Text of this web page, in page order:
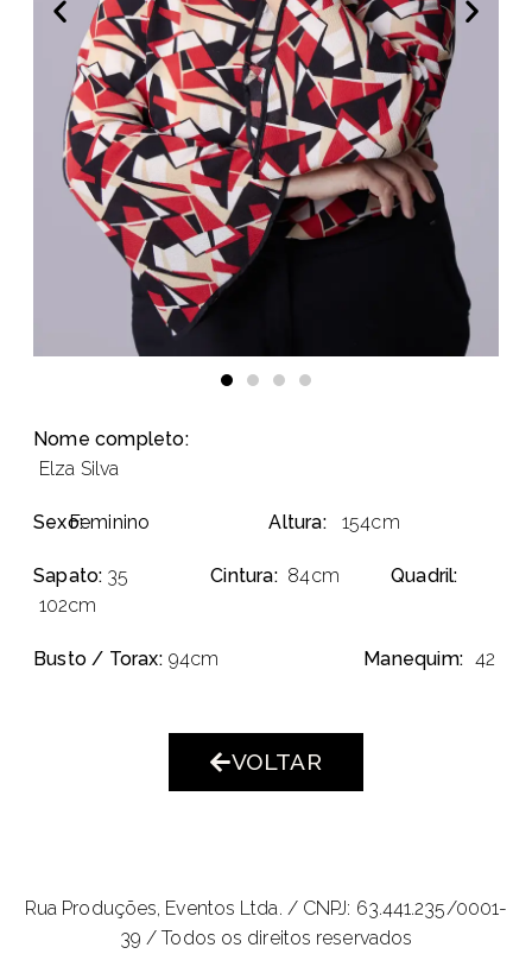
Nome completo:
Elza Silva
Sexo:Feminino Altura: 154cm
Sapato: 35 Cintura: 84cm
Quadril:
102cm
Busto / Torax: 94cm Manequim: 42
VOLTAR
Rua Produções, Eventos Ltda. / CNPJ: 63.441.235/0001-
39 / Todos os direitos reservados